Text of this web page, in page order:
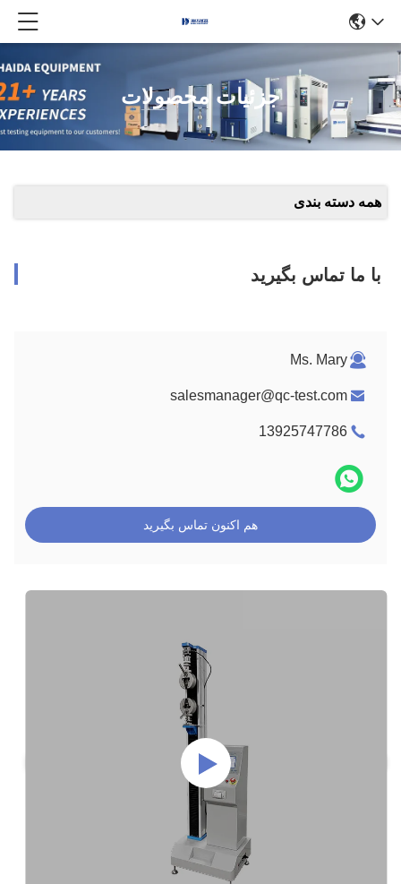
جزئیات محصولات
همه دسته بندی
با ما تماس بگیرید
Ms. Mary
salesmanager@qc-test.com
13925747786
هم اکنون تماس بگیرید